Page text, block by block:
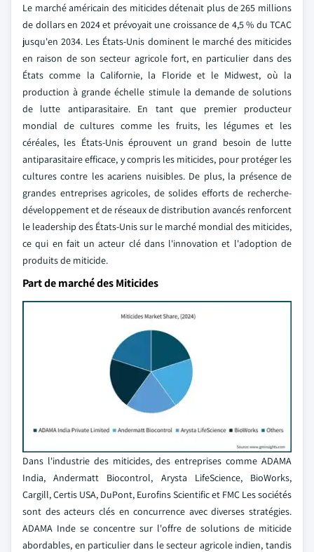
Le marché américain des miticides détenait plus de 265 millions
de dollars en 2024 et prévoyait une croissance de 4,5 % du TCAC
jusqu'en 2034. Les États-Unis dominent le marché des miticides
en raison de son secteur agricole fort, en particulier dans des
États comme la Californie, la Floride et le Midwest, où la
production à grande échelle stimule la demande de solutions
de lutte antiparasitaire. En tant que premier producteur
mondial de cultures comme les fruits, les légumes et les
céréales, les États-Unis éprouvent un grand besoin de lutte
antiparasitaire efficace, y compris les miticides, pour protéger les
cultures contre les acariens nuisibles. De plus, la présence de
grandes entreprises agricoles, de solides efforts de recherche-
développement et de réseaux de distribution avancés renforcent
le leadership des États-Unis sur le marché mondial des miticides,
ce qui en fait un acteur clé dans l'innovation et l'adoption de
produits de miticide.
Part de marché des Miticides
Dans l'industrie des miticides, des entreprises comme ADAMA
India, Andermatt Biocontrol, Arysta LifeScience, BioWorks,
Cargill, Certis USA, DuPont, Eurofins Scientific et FMC Les sociétés
sont des acteurs clés en concurrence avec diverses stratégies.
ADAMA Inde se concentre sur l'offre de solutions de miticide
abordables, en particulier dans le secteur agricole indien, tandis